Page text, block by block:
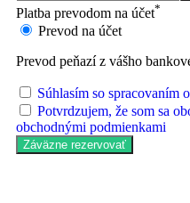
Platba prevodom na účet*
Prevod na účet
Prevod peňazí z vášho
Súhlasím so spracovaním
Potvrdzujem, že som sa
obchodnými podmienkami
Záväzne rezervovať